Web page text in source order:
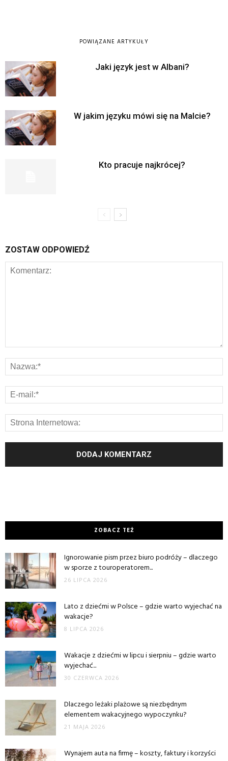
POWIĄZANE ARTYKUŁY
Jaki język jest w Albani?
W jakim języku mówi się na Malcie?
Kto pracuje najkrócej?
ZOSTAW ODPOWIEDŹ
ZOBACZ TEŻ
Ignorowanie pism przez biuro podróży – dlaczego
w sporze z touroperatorem...
26 LIPCA 2026
Lato z dziećmi w Polsce – gdzie warto wyjechać na
wakacje?
8 LIPCA 2026
Wakacje z dziećmi w lipcu i sierpniu – gdzie warto
wyjechać...
30 CZERWCA 2026
Dlaczego leżaki plażowe są niezbędnym
elementem wakacyjnego wypoczynku?
21 MAJA 2026
Wynajem auta na firmę – koszty, faktury i korzyści